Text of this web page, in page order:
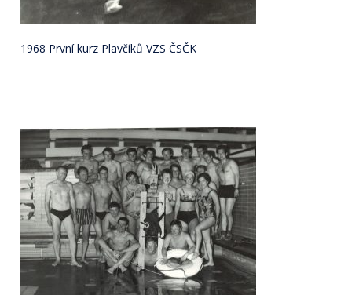
1968 První kurz Plavčíků VZS ČSČK